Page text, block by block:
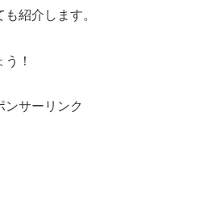
紹介します。
！
ンサーリンク